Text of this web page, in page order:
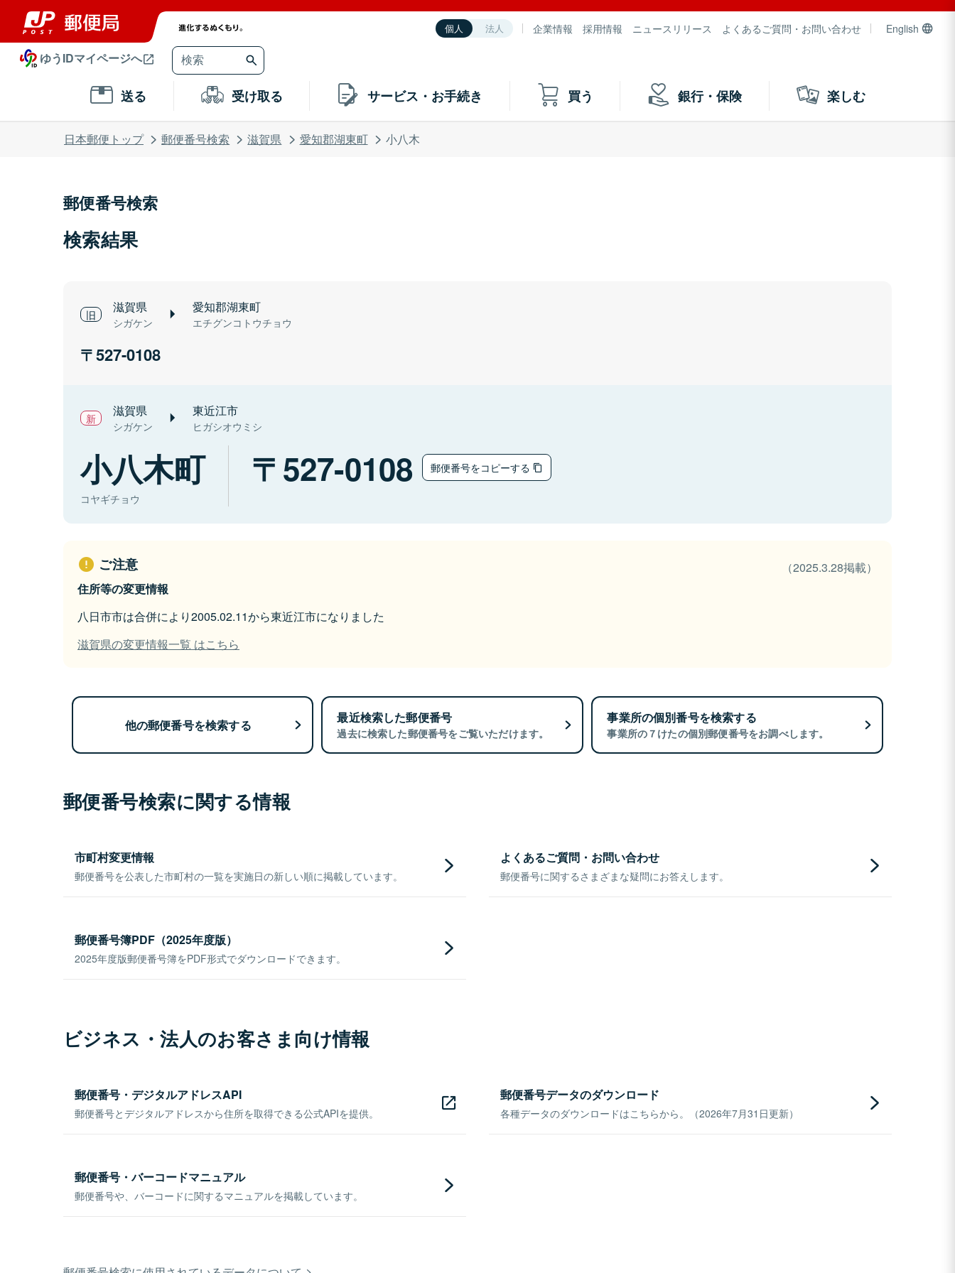
個人 法人 企業情報 採用情報 ニュースリリース よくあるご質問・お問い合わせ English
ゆうIDマイページへ
送る 受け取る サービス・お手続き 買う 銀行・保険 楽しむ
日本郵便トップ 郵便番号検索 滋賀県 愛知郡湖東町 小八木
郵便番号検索
検索結果
滋賀県
シガケン
愛知郡湖東町
エチグンコトウチョウ
527-0108
滋賀県
シガケン
東近江市
ヒガシオウミシ
小八木町
コヤギチョウ
527-0108 郵便番号をコピーする
ご注意
（2025.3.28掲載）
住所等の変更情報
八日市市は合併により2005.02.11から東近江市になりました
滋賀県の変更情報一覧 はこちら
他の郵便番号を検索する 最近検索した郵便番号
過去に検索した郵便番号をご覧いただけます。
事業所の個別番号を検索する
事業所の７けたの個別郵便番号をお調べします。
郵便番号検索に関する情報
市町村変更情報
郵便番号を公表した市町村の一覧を実施日の新しい順に掲載しています。
よくあるご質問・お問い合わせ
郵便番号に関するさまざまな疑問にお答えします。
郵便番号簿PDF（2025年度版）
2025年度版郵便番号簿をPDF形式でダウンロードできます。
ビジネス・法人のお客さま向け情報
郵便番号・デジタルアドレスAPI
郵便番号とデジタルアドレスから住所を取得できる公式APIを提供。
郵便番号データのダウンロード
各種データのダウンロードはこちらから。（2026年7月31日更新）
郵便番号・バーコードマニュアル
郵便番号や、バーコードに関するマニュアルを掲載しています。